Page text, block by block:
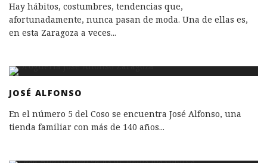
Hay hábitos, costumbres, tendencias que,
afortunadamente, nunca pasan de moda. Una de ellas es,
en esta Zaragoza a veces...
JOSÉ ALFONSO
En el número 5 del Coso se encuentra José Alfonso, una
tienda familiar con más de 140 años...